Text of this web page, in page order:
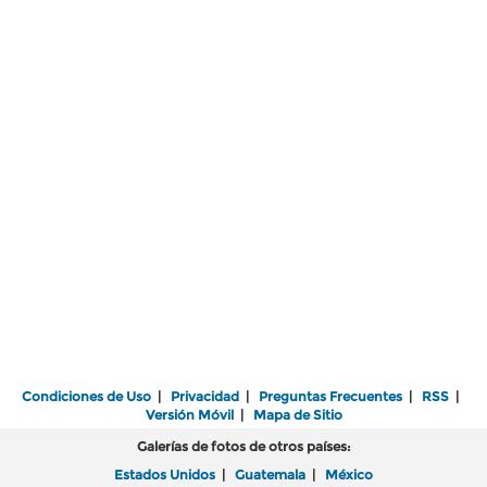
Condiciones de Uso | Privacidad | Preguntas Frecuentes | RSS |
Versión Móvil| Mapa de Sitio
Galerías de fotos de otros países:
Estados Unidos | Guatemala | México